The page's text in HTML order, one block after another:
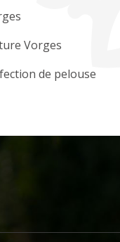
Vorges
de pelouse